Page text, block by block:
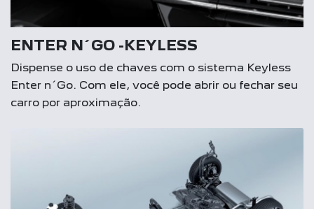
ENTER N´GO -KEYLESS
Dispense o uso de chaves com o sistema Keyless
Enter n´Go. Com ele, você pode abrir ou fechar seu
carro por aproximação.